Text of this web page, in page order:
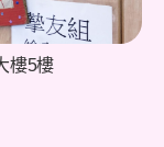
樓5樓